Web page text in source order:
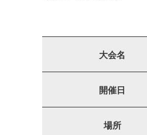
大会名
開催日
場所